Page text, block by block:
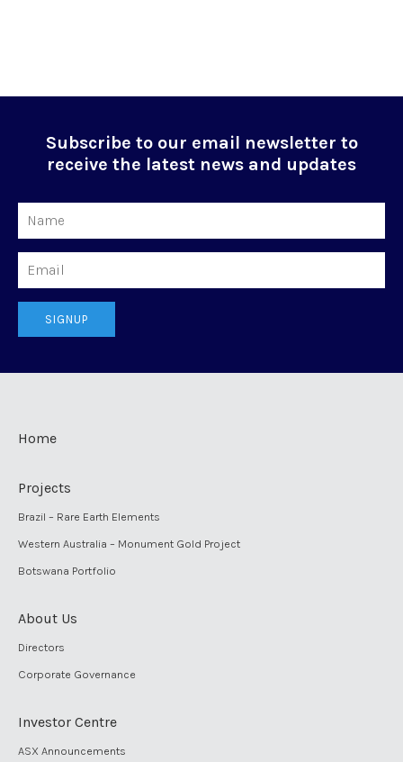
Subscribe to our email newsletter to
receive the latest news and updates
SIGNUP
Home
Projects
Brazil – Rare Earth Elements
Western Australia – Monument Gold Project
Botswana Portfolio
About Us
Directors
Corporate Governance
Investor Centre
ASX Announcements